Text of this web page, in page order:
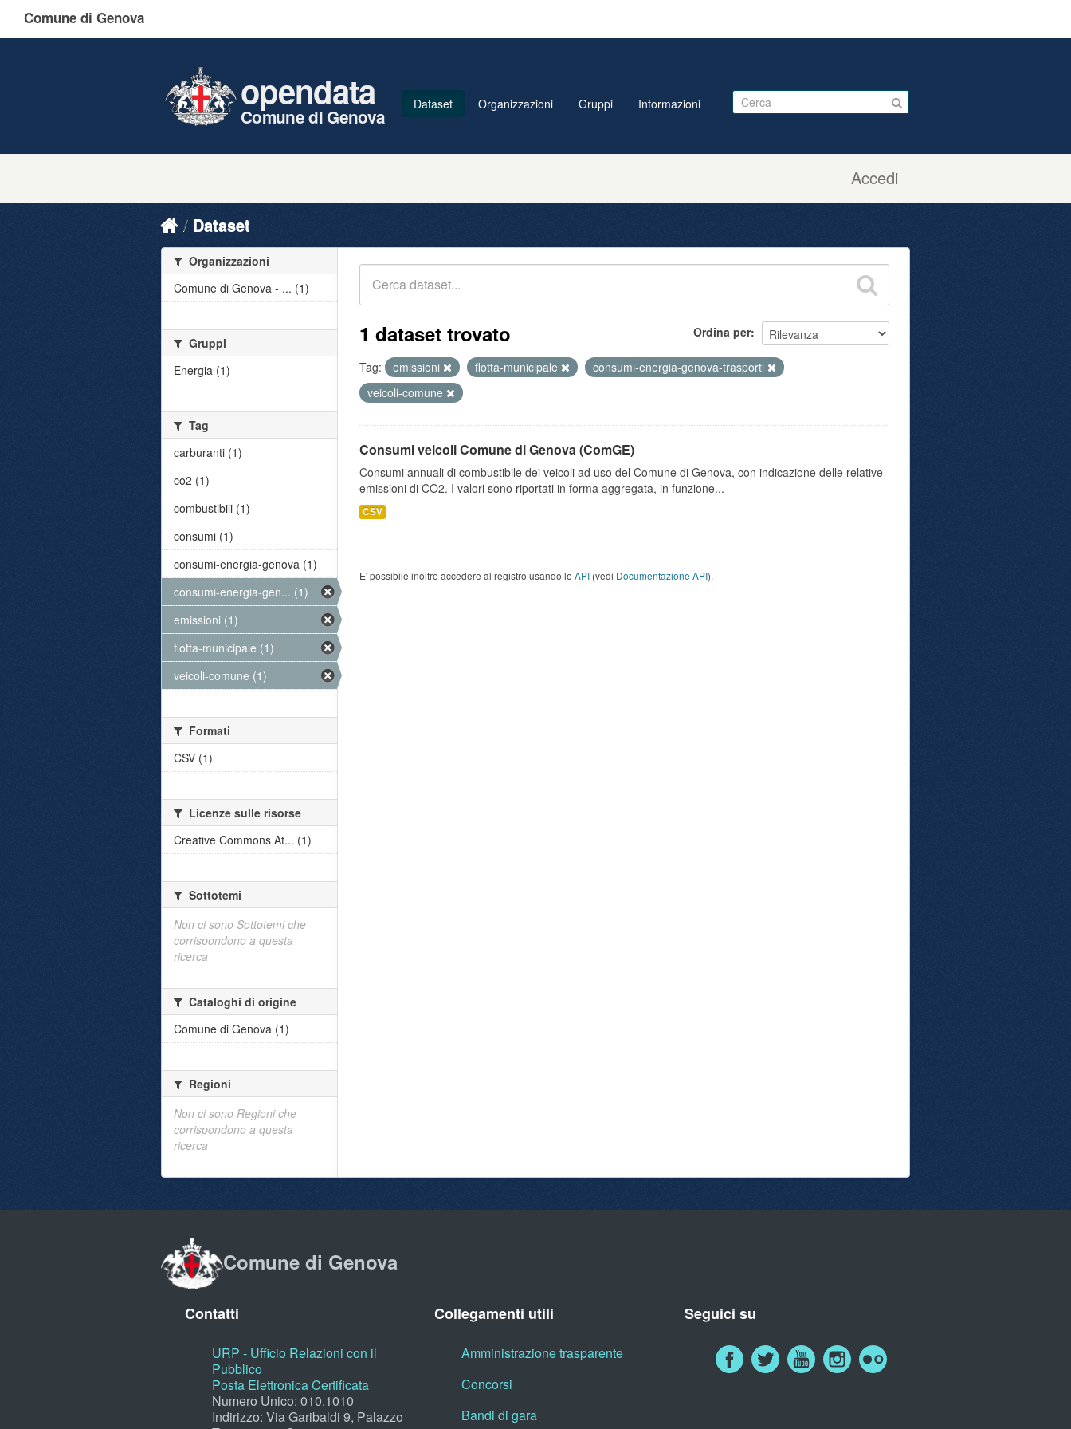
Comune di Genova
Accedi
opendata
Comune di Genova
Dataset Organizzazioni Gruppi Informazioni
Dataset
Ordina per
1 dataset trovato
Tag: emissioni flotta-municipale
consumi-energia-genova-trasporti
veicoli-comune
Consumi veicoli Comune di Genova (ComGE)
Consumi annuali di combustibile dei veicoli ad uso del Comune di Genova, con indicazione delle relative
emissioni di CO2. I valori sono riportati in forma aggregata, in funzione...
CSV
E' possibile inoltre accedere al registro usando le API (vedi Documentazione API).
Organizzazioni
Comune di Genova - ... (1)
Gruppi
Energia (1)
Tag
carburanti (1)
co2 (1)
combustibili (1)
consumi (1)
consumi-energia-genova (1)
consumi-energia-gen... (1)
emissioni (1)
flotta-municipale (1)
veicoli-comune (1)
Formati
CSV (1)
Licenze sulle risorse
Creative Commons At... (1)
Sottotemi
Non ci sono Sottotemi che
corrispondono a questa
ricerca
Cataloghi di origine
Comune di Genova (1)
Regioni
Non ci sono Regioni che
corrispondono a questa
ricerca
Comune di Genova
Contatti
URP - Ufficio Relazioni con il
Pubblico
Posta Elettronica Certificata
Numero Unico: 010.1010
Indirizzo: Via Garibaldi 9, Palazzo
Collegamenti utili
Amministrazione trasparente
Concorsi
Bandi di gara
Seguici su